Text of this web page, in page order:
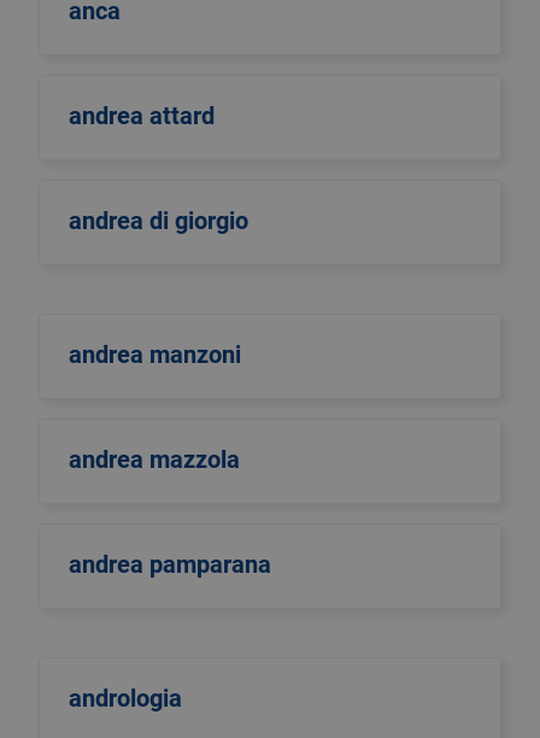
anca
andrea attard
andrea di giorgio
andrea manzoni
andrea mazzola
andrea pamparana
andrologia